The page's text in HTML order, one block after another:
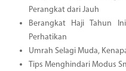
Perangkat dari Jauh
Berangkat Haji Tahun
Perhatikan
Umrah Selagi Muda,
Tips Menghindari Modus